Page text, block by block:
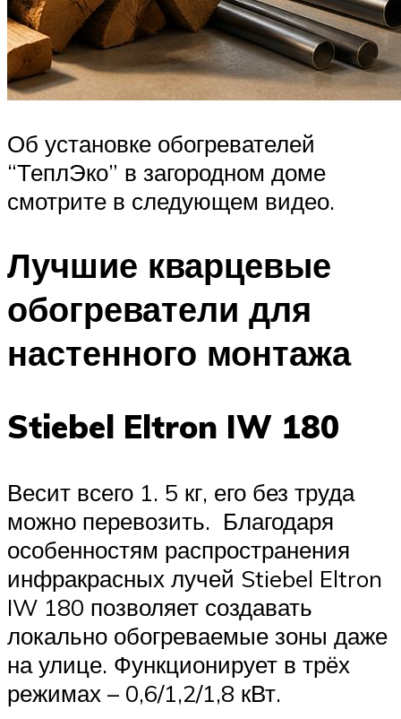
Об установке обогревателей
“ТеплЭко” в загородном доме
смотрите в следующем видео.
Лучшие кварцевые
обогреватели для
настенного монтажа
Stiebel Eltron IW 180
Весит всего 1. 5 кг, его без труда
можно перевозить. Благодаря
особенностям распространения
инфракрасных лучей Stiebel Eltron
IW 180 позволяет создавать
локально обогреваемые зоны даже
на улице. Функционирует в трёх
режимах – 0,6/1,2/1,8 кВт.